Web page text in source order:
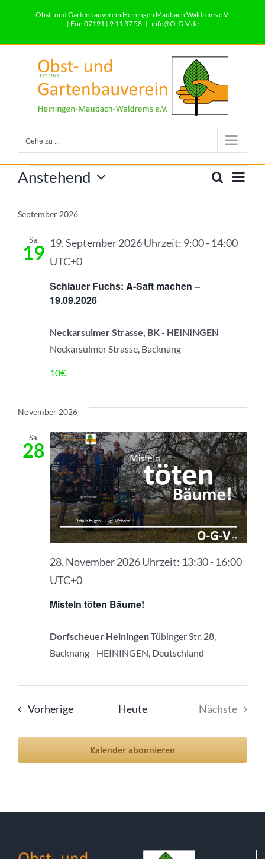
Obst- und Gartenbauverein Heiningen Maubach Waldrems e.V.
| Fon 07191 | 9 11 37 58 | info@O-G-V.de
Gehe zu ...
Veranstaltungen
und
Suche
Liste
Anstehend
wählen.
September 2026
Sa.
19
Schlauer Fuchs: A-Saft machen –
19.09.2026
19. September 2026 Uhrzeit: 9:00- 14:00
UTC+0
Neckarsulmer Strasse, BK - HEININGEN
Neckarsulmer Strasse, Backnang
10€
November 2026
Sa.
28
Misteln töten Bäume!
28. November 2026 Uhrzeit: 13:30- 16:00
UTC+0
Dorfscheuer HeiningenTübinger Str. 28,
Backnang - HEININGEN, Deutschland
VorherigeVeranstaltungen
Heute
Nächste
Kalender abonnieren